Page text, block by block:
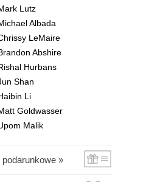
Lutz
Albada
LeMaire
Abshire
Hurbans
Shan
Li
Goldwasser
Malik
podarunkowe »